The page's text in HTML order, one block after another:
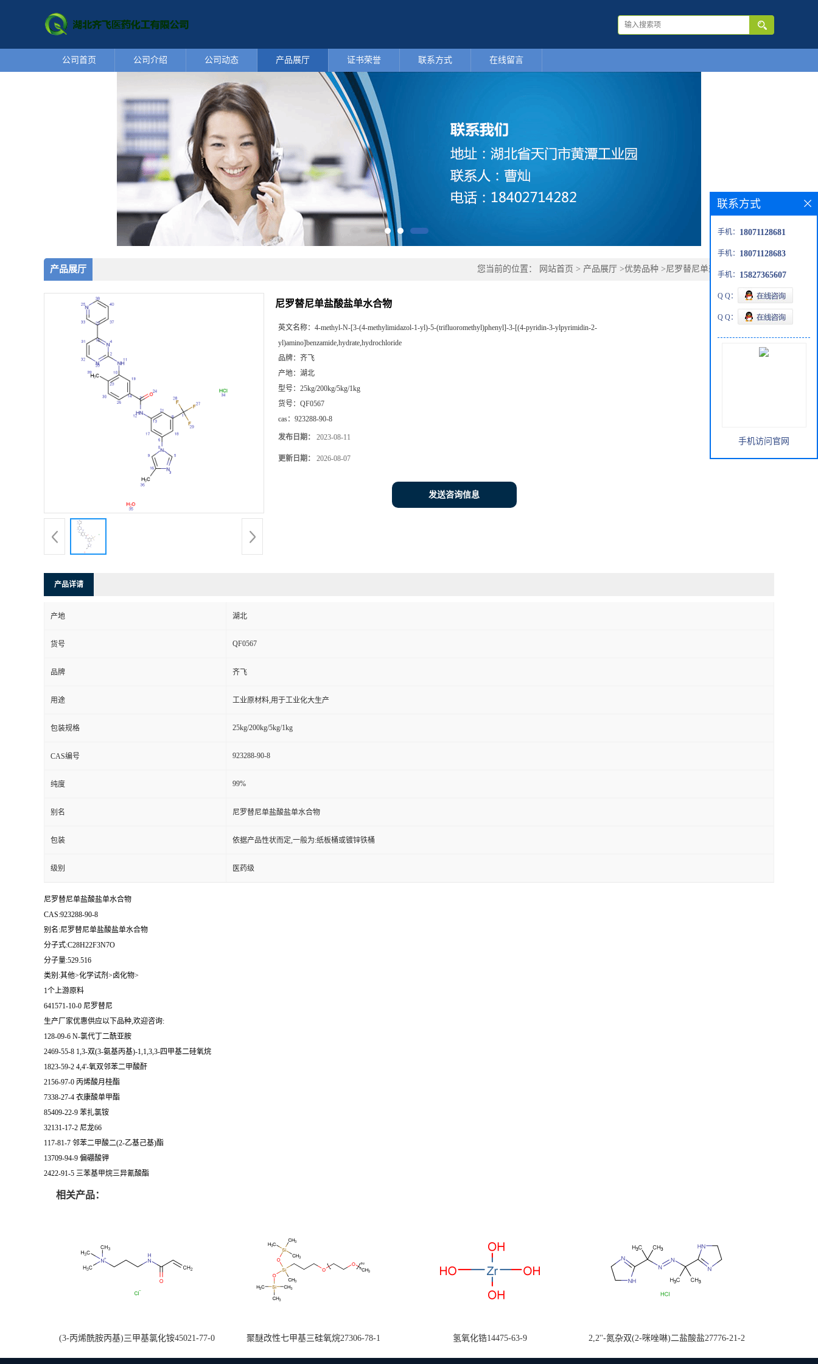
公司首页 公司介绍 公司动态 产品展厅 证书荣誉 联系方式 在线留言
产品展厅 您当前的位置： 网站首页 > 产品展厅 >优势品种 >尼罗替尼单盐酸盐单水合物
尼罗替尼单盐酸盐单水合物
英文名称： 4-methyl-N-[3-(4-methylimidazol-1-yl)-5-(trifluoromethyl)phenyl]-3-[(4-pyridin-3-ylpyrimidin-2-
yl)amino]benzamide,hydrate,hydrochloride
品牌： 齐飞
产地： 湖北
型号： 25kg/200kg/5kg/1kg
货号： QF0567
cas： 923288-90-8
发布日期： 2023-08-11
更新日期： 2026-08-07
发送咨询信息
产品详请
产地 湖北
货号 QF0567
品牌 齐飞
用途 工业原材料,用于工业化大生产
包装规格 25kg/200kg/5kg/1kg
CAS编号 923288-90-8
纯度 99%
别名 尼罗替尼单盐酸盐单水合物
包装 依据产品性状而定,一般为:纸板桶或镀锌铁桶
级别 医药级
尼罗替尼单盐酸盐单水合物
CAS:923288-90-8
别名:尼罗替尼单盐酸盐单水合物
分子式:C28H22F3N7O
分子量:529.516
类别:其他>化学试剂>卤化物>
1个上游原料
641571-10-0 尼罗替尼
生产厂家优惠供应以下品种,欢迎咨询:
128-09-6 N-氯代丁二酰亚胺
2469-55-8 1,3-双(3-氨基丙基)-1,1,3,3-四甲基二硅氧烷
1823-59-2 4,4'-氧双邻苯二甲酸酐
2156-97-0 丙烯酸月桂酯
7338-27-4 衣康酸单甲酯
85409-22-9 苯扎氯铵
32131-17-2 尼龙66
117-81-7 邻苯二甲酸二(2-乙基己基)酯
13709-94-9 偏硼酸钾
2422-91-5 三苯基甲烷三异氰酸酯
相关产品：
(3-丙烯酰胺丙基)三甲基氯化铵45021-77-0 聚醚改性七甲基三硅氧烷27306-78-1 氢氧化锆14475-63-9 2,2''-氮杂双(2-咪唑啉)二盐酸盐27776-21-2
联系方式
手机： 18071128681
手机： 18071128683
手机： 15827365607
Q Q：
Q Q：
手机访问官网